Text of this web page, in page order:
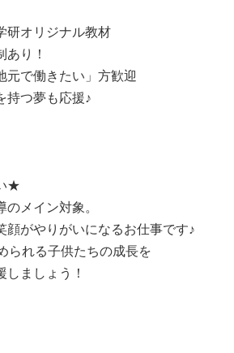
研オリジナル教材
り！
で働きたい」方歓迎
持つ夢も応援♪
★
メイン対象。
顔がやりがいになるお仕事です♪
られる子供たちの成長を
しましょう！